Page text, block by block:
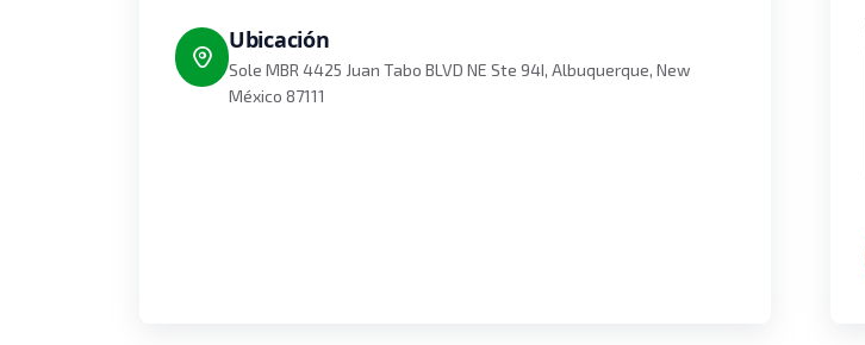
Ubicación
Sole MBR 4425 Juan Tabo BLVD NE Ste 94I, Albuquerque, New
México 87111